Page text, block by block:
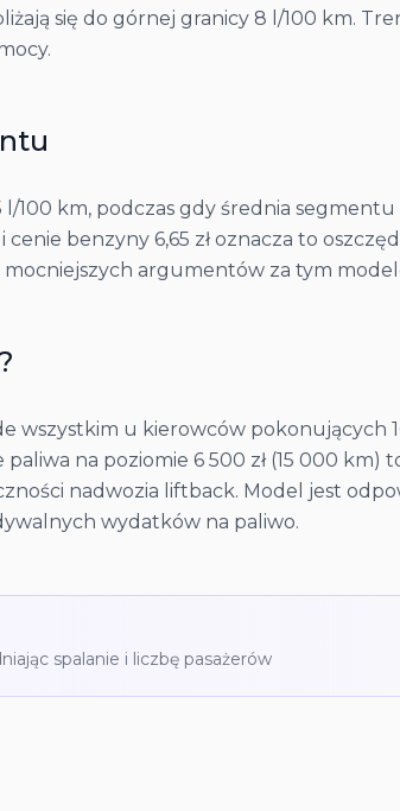
się do górnej granicy 8 l/100 km.
l/100 km, podczas gdy średnia
cenie benzyny 6,65 zł oznacza to
argumentów za tym
wszystkim u kierowców pokonujących
na poziomie 6 500 zł (15 000 km)
nadwozia liftback. Model jest
wydatków na paliwo.
spalanie i liczbę pasażerów